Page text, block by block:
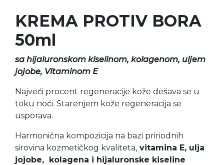
KREMA PROTIV BORA
50ml
sa hijaluronskom kiselinom, kolagenom, uljem
jojobe, Vitaminom E
Najveći procent regeneracije kože dešava se u
toku noći. Starenjem kože regeneracija se
usporava.
Harmonična kompozicija na bazi pririodnih
sirovina kozmetičkog kvaliteta, vitamina E, ulja
jojobe, kolagena i hijaluronske kiseline